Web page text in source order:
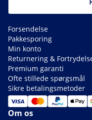
Forsendelse
Pakkesporing
Min konto
Returnering &
Premium garanti
Ofte stillede spørgsmål
Sikre betalingsmetoder
Om os